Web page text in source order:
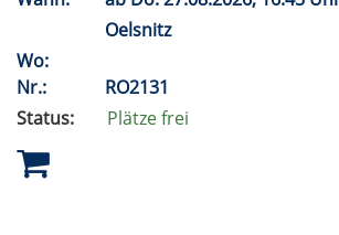
Oelsnitz
Wo:
Nr.:
RO2131
Status:
Plätze frei